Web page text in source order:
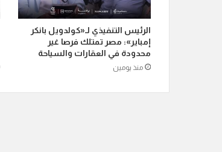
الرئيس التنفيذي لـ«كولدويل بانكر
إمباير»: مصر تمتلك فرصا غير
محدودة في العقارات والسياحة
منذ يومين